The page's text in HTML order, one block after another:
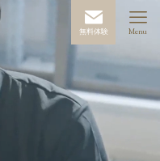
無料体験 Menu